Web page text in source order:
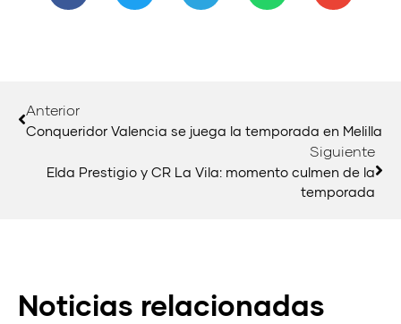
Anterior
Conqueridor Valencia se juega la temporada en Melilla
Siguiente
Elda Prestigio y CR La Vila: momento culmen de la
temporada
Noticias relacionadas